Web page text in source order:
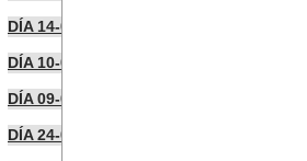
DÍA 14-02-2022
DÍA 10-02-2022
DÍA 09-02-2022
DÍA 24-01-2022